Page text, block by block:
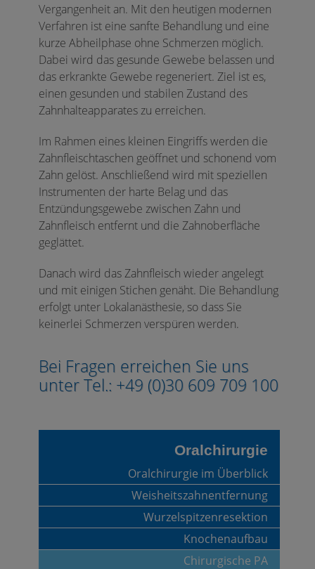
Vergangenheit an. Mit den heutigen modernen
Verfahren ist eine sanfte Behandlung und eine
kurze Abheilphase ohne Schmerzen möglich.
Dabei wird das gesunde Gewebe belassen und
das erkrankte Gewebe regeneriert. Ziel ist es,
einen gesunden und stabilen Zustand des
Zahnhalteapparates zu erreichen.
Im Rahmen eines kleinen Eingriffs werden die
Zahnfleischtaschen geöffnet und schonend vom
Zahn gelöst. Anschließend wird mit speziellen
Instrumenten der harte Belag und das
Entzündungsgewebe zwischen Zahn und
Zahnfleisch entfernt und die Zahnoberfläche
geglättet.
Danach wird das Zahnfleisch wieder angelegt
und mit einigen Stichen genäht. Die Behandlung
erfolgt unter Lokalanästhesie, so dass Sie
keinerlei Schmerzen verspüren werden.
Bei Fragen erreichen Sie uns
unter Tel.: +49 (0)30 609 709 100
Oralchirurgie
Oralchirurgie im Überblick
Weisheitszahnentfernung
Wurzelspitzenresektion
Knochenaufbau
Chirurgische PA